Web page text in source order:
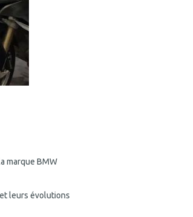
marque BMW
leurs évolutions